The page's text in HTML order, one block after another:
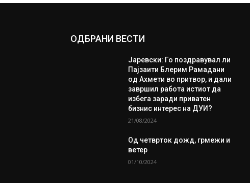
ОДБРАНИ ВЕСТИ
Јаревски: Го поздравувал ли
Пајзаити Блерим Рамадани
од Ахмети во притвор, и дали
завршил работа истиот да
избега заради приватен
бизнис интерес на ДУИ?
21/08/2024
Од четврток дожд, грмежи и
ветер
01/10/2024